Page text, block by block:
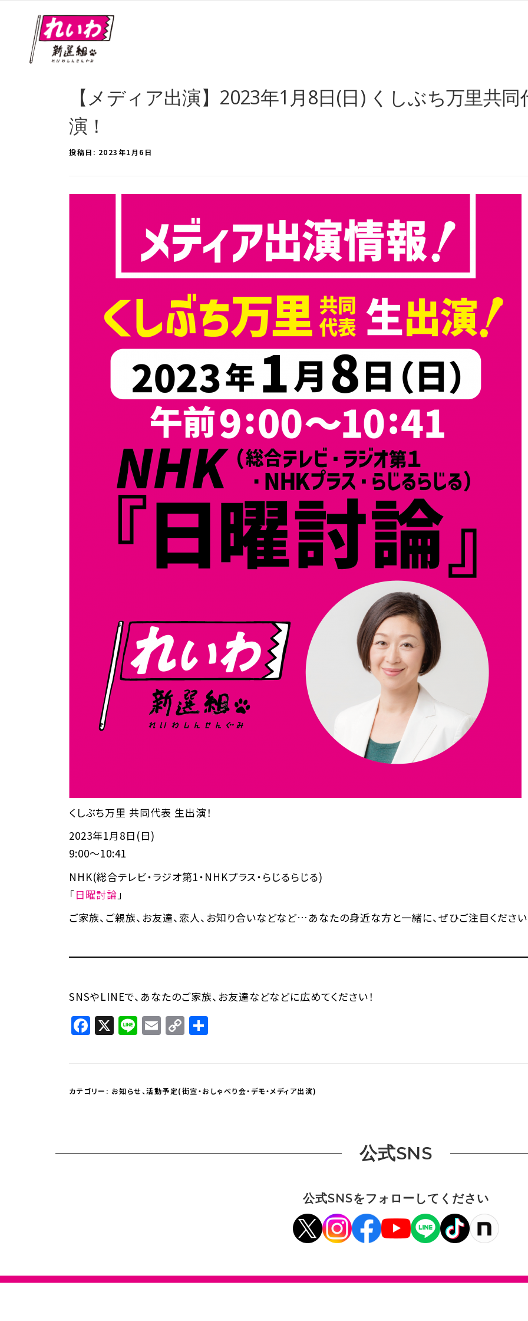
【メディア出演】2023年1月8日(日) くしぶち万里共
演！
投稿日: 2023年1月6日
くしぶち万里 共同代表 生出演！
2023年1月8日(日)
9:00～10:41
NHK(総合テレビ・ラジオ第1・NHKプラス・らじるらじる)
「日曜討論 」
ご家族、ご親族、お友達、恋人、お知り合いなどなど…あなたの身近な方と一緒に、ぜひご注目ください
SNSやLINEで、あなたのご家族、お友達などなどに広めてください！
Facebook
X LineEmail
Copy
Link
カテゴリー: お知らせ、活動予定(街宣・おしゃべり会・デモ・メディア出演)
公式SNS
公式SNSをフォローしてください